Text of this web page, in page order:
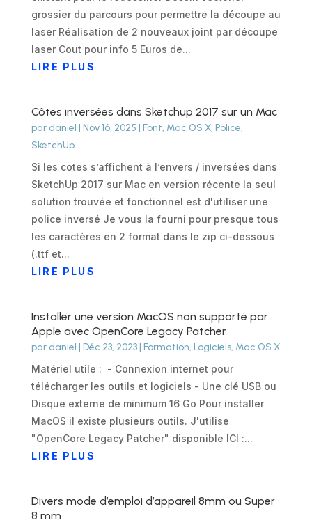
grossier du parcours pour permettre la découpe au
laser Réalisation de 2 nouveaux joint par découpe
laser Cout pour info 5 Euros de...
LIRE PLUS
Côtes inversées dans Sketchup 2017 sur un Mac
par daniel | Nov 16, 2025 | Font, Mac OS X, Police,
SketchUp
Si les cotes s’affichent à l’envers / inversées dans
SketchUp 2017 sur Mac en version récente la seul
solution trouvée et fonctionnel est d'utiliser une
police inversé Je vous la fourni pour presque tous
les caractères en 2 format dans le zip ci-dessous
(.ttf et...
LIRE PLUS
Installer une version MacOS non supporté par
Apple avec OpenCore Legacy Patcher
par daniel | Déc 23, 2023| Formation, Logiciels, Mac OS X
Matériel utile : - Connexion internet pour
télécharger les outils et logiciels - Une clé USB ou
Disque externe de minimum 16 Go Pour installer
MacOS il existe plusieurs outils. J'utilise
"OpenCore Legacy Patcher" disponible ICI :...
LIRE PLUS
Divers mode d’emploi d’appareil 8mm ou Super
8 mm